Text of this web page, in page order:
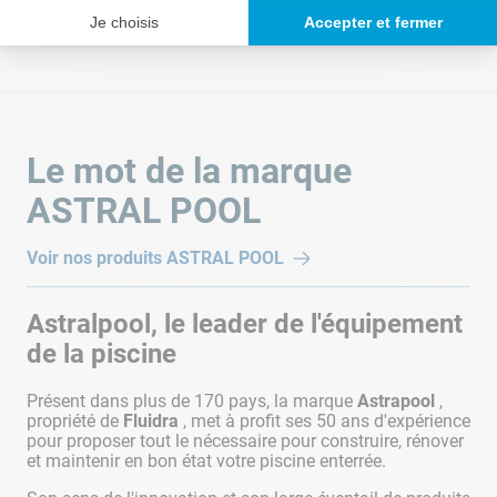
piscine
10x5m
2 1
*Ce tableau est présent à titre indicatif et vous propose une
configuration type. Il ne s'agit pas de la seule solution pour
renseignez-vous auprès de l'un de nos experts en magasin.
LE POSITIONNEMENT DES PIÈCES À SCELLER
DANS UNE PISCINE
1,3 Kg
Le mot de la marque
ASTRAL POOL
Voir nos produits ASTRAL POOL
Astralpool, le leader de l'équipement
de la piscine
Présent dans plus de 170 pays, la marque Astrapool ,
propriété de Fluidra , met à profit ses 50 ans d'expérience
pour proposer tout le nécessaire pour construire, rénover
et maintenir en bon état votre piscine enterrée.
Je choisis Accepter et fermer